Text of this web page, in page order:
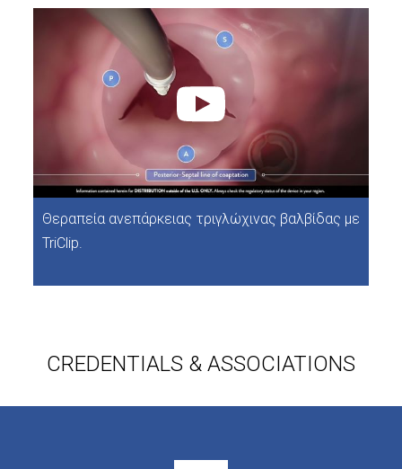
Θεραπεία ανεπάρκειας τριγλώχινας βαλβίδας με
TriClip.
CREDENTIALS & ASSOCIATIONS